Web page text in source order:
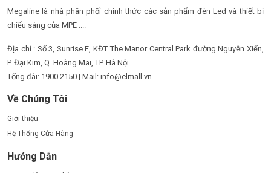
Megaline là nhà phân phối chính thức các sản phẩm đèn Led và thiết bị
chiếu sáng của MPE ....
Địa chỉ : Số 3, Sunrise E, KĐT The Manor Central Park đường Nguyễn Xiển,
P. Đại Kim, Q. Hoàng Mai, TP. Hà Nội
Tổng đài: 1900 2150 | Mail: info@elmall.vn
Về Chúng Tôi
Giới thiệu
Hệ Thống Cửa Hàng
Hướng Dẫn